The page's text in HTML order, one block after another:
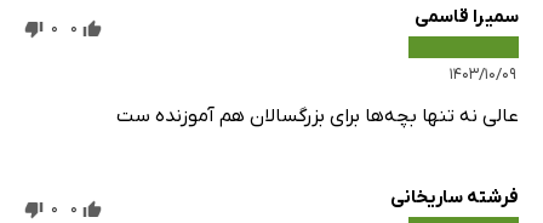
سمیرا قاسمی
۱۴۰۳/۱۰/۰۹
0
0
عالی نه تنها بچه‌ها برای بزرگسالان هم آموزنده ست
فرشته ساریخانی 0
0